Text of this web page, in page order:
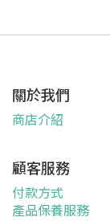
關於我們
商店介紹
顧客服務
付款方式
產品保養服務